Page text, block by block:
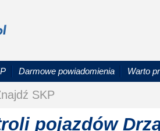
Darmowe powiadomienia Warto
SKP
pojazdów